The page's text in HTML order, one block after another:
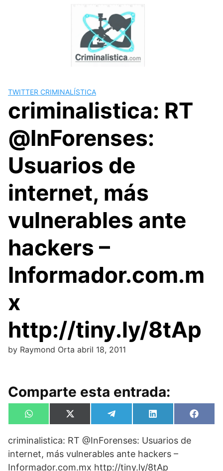
TWITTER CRIMINALÍSTICA
criminalistica: RT
@InForenses:
Usuarios de
internet, más
vulnerables ante
hackers –
Informador.com.m
x
http://tiny.ly/8tAp
by Raymond Orta abril 18, 2011
Comparte esta entrada:
Compartir
en
W
h
t
A
p
Compartir
en
X
(
w
t
t
Compartir
en
e
e
r
a
Compartir
en
L
i
k
d
I
en
F
a
criminalistica: RT @InForenses: Usuarios de
internet, más vulnerables ante hackers –
Informador.com.mx http://tiny.ly/8tAp